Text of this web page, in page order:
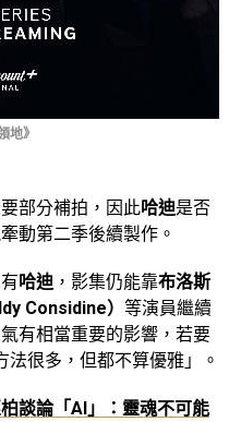
地》
部分補拍，因此哈迪是否
動第二季後續製作。
哈迪 ，影集仍能靠布洛斯
Considine） 等演員繼續
有相當重要的影響，若要
法很多，但都不算優雅」。
談論「AI」：靈魂不可能